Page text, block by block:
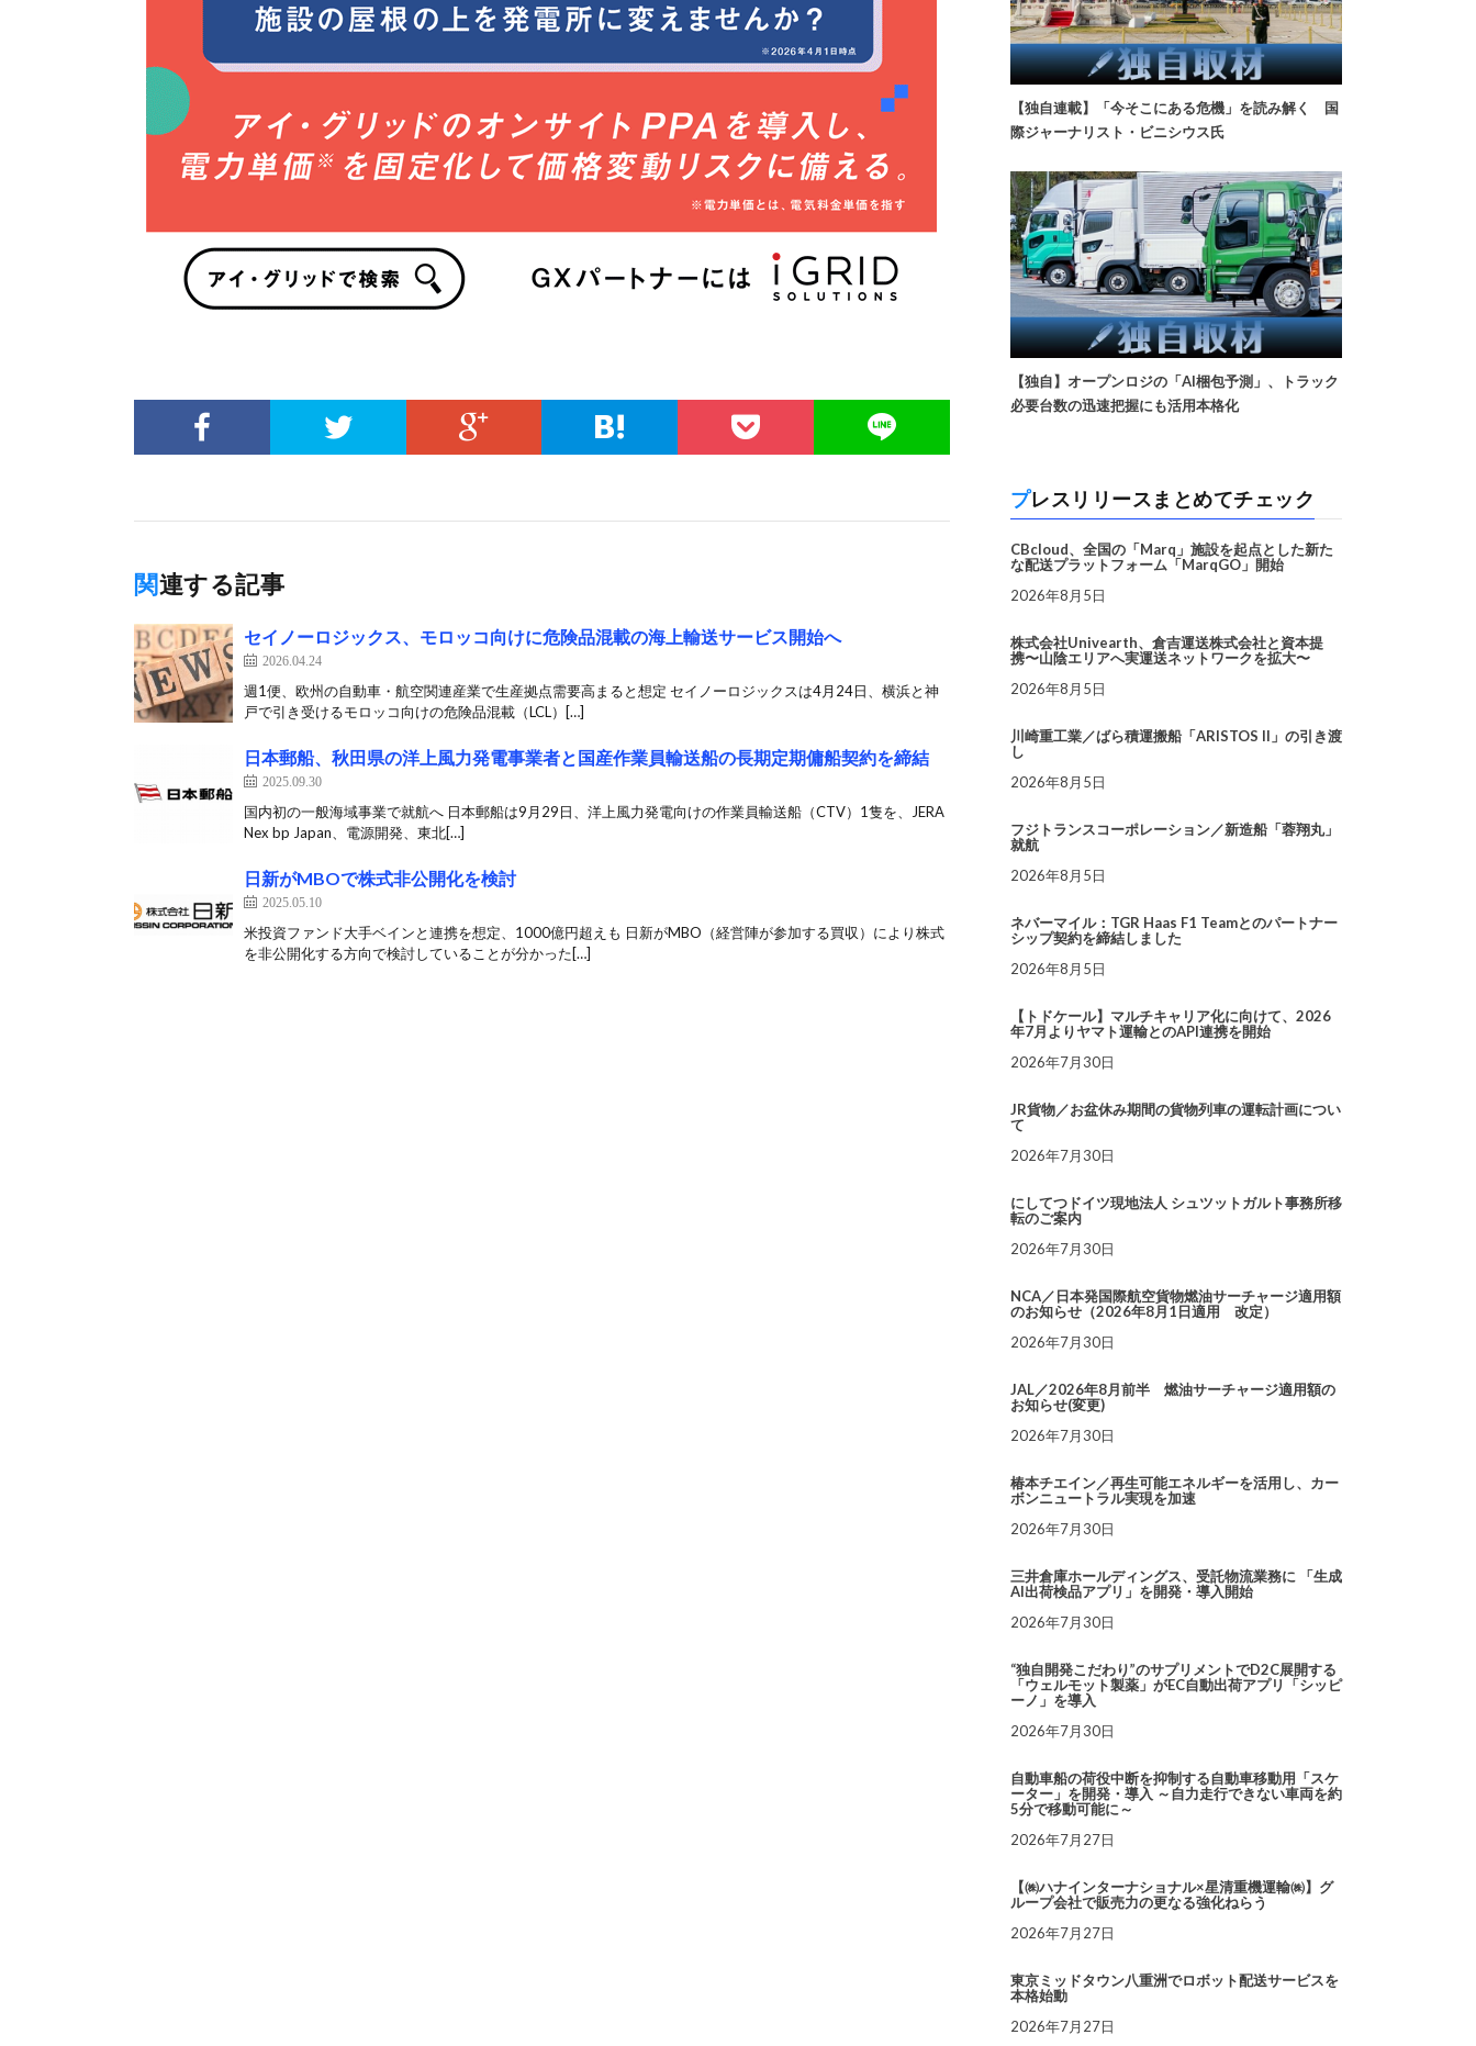
関連する記事
セイノーロジックス、モロッコ向けに危険品混載の海上輸送サービス開始へ
2026.04.24
週1便、欧州の自動車・航空関連産業で生産拠点需要高まると想定 セイノーロジックスは4月24日、横浜と神
戸で引き受けるモロッコ向けの危険品混載（LCL）[…]
日本郵船、秋田県の洋上風力発電事業者と国産作業員輸送船の長期定期傭船契約を締結
2025.09.30
国内初の一般海域事業で就航へ 日本郵船は9月29日、洋上風力発電向けの作業員輸送船（CTV）1隻を、JERA
Nex bp Japan、電源開発、東北[…]
日新がMBOで株式非公開化を検討
2025.05.10
米投資ファンド大手ベインと連携を想定、1000億円超えも 日新がMBO（経営陣が参加する買収）により株式
を非公開化する方向で検討していることが分かった[…]
【独自連載】「今そこにある危機」を読み解く 国
際ジャーナリスト・ビニシウス氏
【独自】オープンロジの「AI梱包予測」、トラック
必要台数の迅速把握にも活用本格化
プレスリリースまとめてチェック
CBcloud、全国の「Marq」施設を起点とした新た
な配送プラットフォーム「MarqGO」開始
2026年8月5日
株式会社Univearth、倉吉運送株式会社と資本提
携〜山陰エリアへ実運送ネットワークを拡大〜
2026年8月5日
川崎重工業／ばら積運搬船「ARISTOS II」の引き渡
し
2026年8月5日
フジトランスコーポレーション／新造船「蓉翔丸」
就航
2026年8月5日
ネバーマイル：TGR Haas F1 Teamとのパートナー
シップ契約を締結しました
2026年8月5日
【トドケール】マルチキャリア化に向けて、2026
年7月よりヤマト運輸とのAPI連携を開始
2026年7月30日
JR貨物／お盆休み期間の貨物列車の運転計画につい
て
2026年7月30日
にしてつドイツ現地法人 シュツットガルト事務所移
転のご案内
2026年7月30日
NCA／日本発国際航空貨物燃油サーチャージ適用額
のお知らせ（2026年8月1日適用 改定）
2026年7月30日
JAL／2026年8月前半 燃油サーチャージ適用額の
お知らせ(変更)
2026年7月30日
椿本チエイン／再生可能エネルギーを活用し、カー
ボンニュートラル実現を加速
2026年7月30日
三井倉庫ホールディングス、受託物流業務に 「生成
AI出荷検品アプリ」を開発・導入開始
2026年7月30日
“独自開発こだわり”のサプリメントでD2C展開する
「ウェルモット製薬」がEC自動出荷アプリ「シッピ
ーノ」を導入
2026年7月30日
自動車船の荷役中断を抑制する自動車移動用「スケ
ーター」を開発・導入 ～自力走行できない車両を約
5分で移動可能に～
2026年7月27日
【㈱ハナインターナショナル×星清重機運輸㈱】グ
ループ会社で販売力の更なる強化ねらう
2026年7月27日
東京ミッドタウン八重洲でロボット配送サービスを
本格始動
2026年7月27日